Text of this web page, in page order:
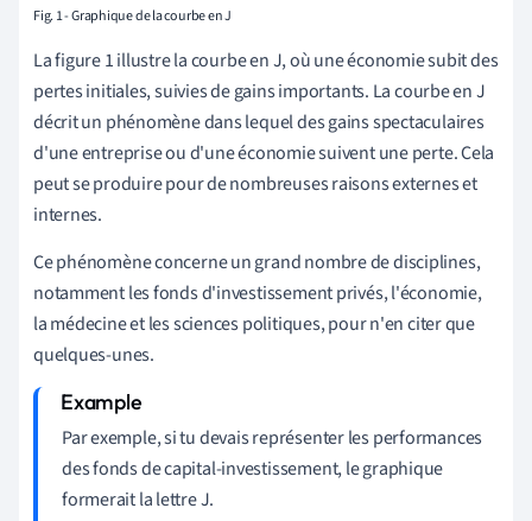
Fig. 1 - Graphique de la courbe en J
La figure 1 illustre la courbe en J, où une économie subit des
pertes initiales, suivies de gains importants. La courbe en J
décrit un phénomène dans lequel des gains spectaculaires
d'une entreprise ou d'une économie suivent une perte. Cela
peut se produire pour de nombreuses raisons externes et
internes.
Ce phénomène concerne un grand nombre de disciplines,
notamment les fonds d'investissement privés, l'économie,
la médecine et les sciences politiques, pour n'en citer que
quelques-unes.
Par exemple, si tu devais représenter les performances
des fonds de capital-investissement, le graphique
formerait la lettre J.